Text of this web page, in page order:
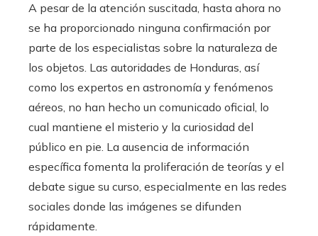
A pesar de la atención suscitada, hasta ahora no
se ha proporcionado ninguna confirmación por
parte de los especialistas sobre la naturaleza de
los objetos. Las autoridades de Honduras, así
como los expertos en astronomía y fenómenos
aéreos, no han hecho un comunicado oficial, lo
cual mantiene el misterio y la curiosidad del
público en pie. La ausencia de información
específica fomenta la proliferación de teorías y el
debate sigue su curso, especialmente en las redes
sociales donde las imágenes se difunden
rápidamente.